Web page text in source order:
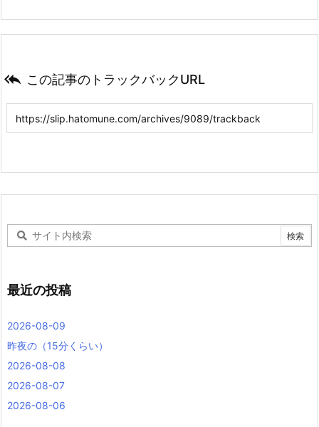
 この記事のトラックバックURL
最近の投稿
2026-08-09
昨夜の（15分くらい）
2026-08-08
2026-08-07
2026-08-06